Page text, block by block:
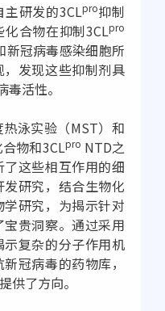
研发的3CLpro抑制
合物在抑制3CLpro
新冠病毒感染细胞所
发现这些抑制剂具
活性。
泳实验（MST）和
物和3CLpro NTD之
这些相互作用的细
研究，结合生物化
研究，为揭示针对
贵洞察。通过采用
复杂的分子作用机
冠病毒的药物库，
供了方向。